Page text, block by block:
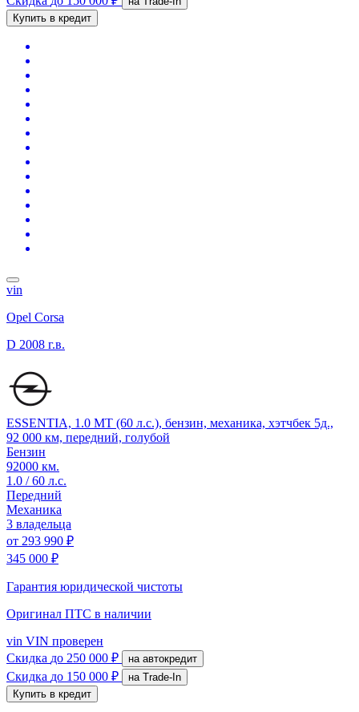
Купить в кредит
vin
Opel Corsa
D 2008 г.в.
ESSENTIA, 1.0 MT (60 л.с.), бензин, механика, хэтчбек 5д.,
92 000 км, передний, голубой
Бензин
92000 км.
1.0 / 60 л.с.
Передний
Механика
3 владельца
от 293 990 ₽
345 000 ₽
Гарантия юридической чистоты
Оригинал ПТС в наличии
vin VIN проверен
Скидка до 250 000 ₽ на автокредит
Скидка до 150 000 ₽
на Trade-In
Купить в кредит